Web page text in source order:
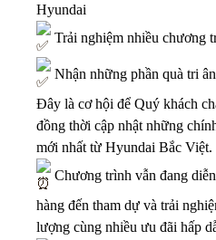
Hyundai
Trải nghiệm nhiều chương
Nhận những phần quà tri
Đây là cơ hội để Quý khách
đồng thời cập nhật những
mới nhất từ Hyundai Bắc Việt.
Chương trình vẫn đang
hàng đến tham dự và trải
lượng cùng nhiều ưu đãi hấp